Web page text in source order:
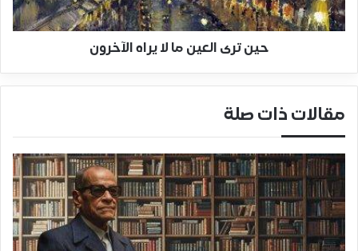
حين ترى العين ما لا يراه الآخرون
مقالات ذات صلة